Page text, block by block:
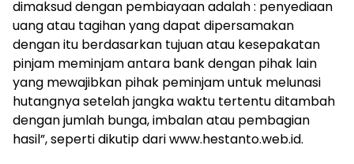
dimaksud dengan pembiayaan adalah : penyediaan
uang atau tagihan yang dapat dipersamakan
dengan itu berdasarkan tujuan atau kesepakatan
pinjam meminjam antara bank dengan pihak lain
yang mewajibkan pihak peminjam untuk melunasi
hutangnya setelah jangka waktu tertentu ditambah
dengan jumlah bunga, imbalan atau pembagian
hasil”, seperti dikutip dari www.hestanto.web.id.